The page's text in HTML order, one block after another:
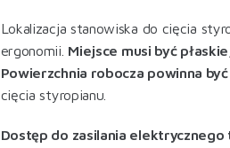
Lokalizacja stanowiska do cięcia
ergonomii. Miejsce musi być
Powierzchnia robocza powinna
cięcia styropianu.
Dostęp do zasilania